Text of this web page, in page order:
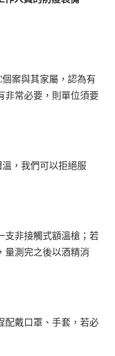
案與其家屬，認為有
非常必要，則單位須要
，我們可以拒絕服
支非接觸式額溫槍；若
量測完之後以酒精消
配戴口罩、手套，若必